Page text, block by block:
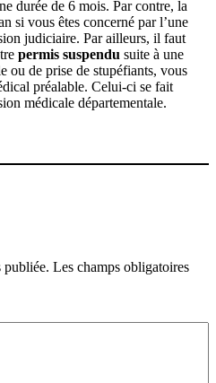
durée de 6 mois. Par contre, la
si vous êtes concerné par l’une
judiciaire. Par ailleurs, il faut
permis suspendu suite à une
ou de prise de stupéfiants, vous
préalable. Celui-ci se fait
médicale départementale.
publiée. Les champs obligatoires